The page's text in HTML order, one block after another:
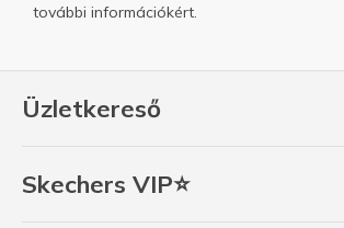
Üzletkereső
Skechers VIP⭐
további információkért.